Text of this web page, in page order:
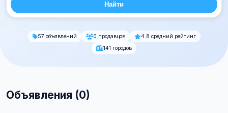
Найти
57 объявлений 0 продавцов
4.8 средний рейтинг
141 городов
Объявления (0)